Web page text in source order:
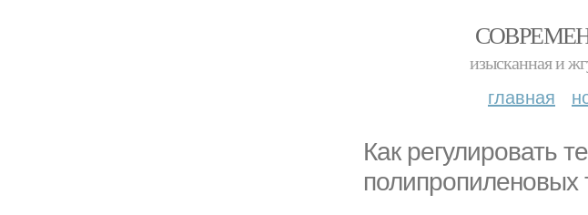
изысканная и
главная
Как регулировать
полипропиленовых